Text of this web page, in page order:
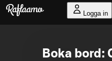
Gå till huvudinnehållet
Logga in
Boka bord: